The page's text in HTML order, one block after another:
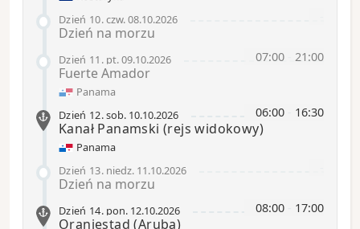
Dzień 10.czw.08.10.2026
Dzień na morzu
07:00 21:00
Dzień 11 . pt.09.10.2026
Fuerte Amador
Panama
06:00 16:30
Dzień 12.sob.10.10.2026
Kanał Panamski(rejs widokowy)
Panama
Dzień 13. niedz.11.10.2026
Dzień na morzu
08:00 17:00
Dzień 14. pon.12.10.2026
Oranjestad (Aruba)